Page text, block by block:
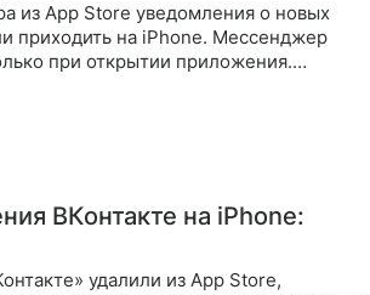
из App Store уведомления о новых
приходить на iPhone. Мессенджер
при открытии приложения.
ВКонтакте на iPhone:
удалили из App Store,